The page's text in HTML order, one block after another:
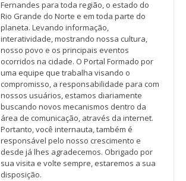
Fernandes para toda região, o estado do
Rio Grande do Norte e em toda parte do
planeta. Levando informação,
interatividade, mostrando nossa cultura,
nosso povo e os principais eventos
ocorridos na cidade. O Portal Formado por
uma equipe que trabalha visando o
compromisso, a responsabilidade para com
nossos usuários, estamos diariamente
buscando novos mecanismos dentro da
área de comunicação, através da internet.
Portanto, você internauta, também é
responsável pelo nosso crescimento e
desde já lhes agradecemos. Obrigado por
sua visita e volte sempre, estaremos a sua
disposição.